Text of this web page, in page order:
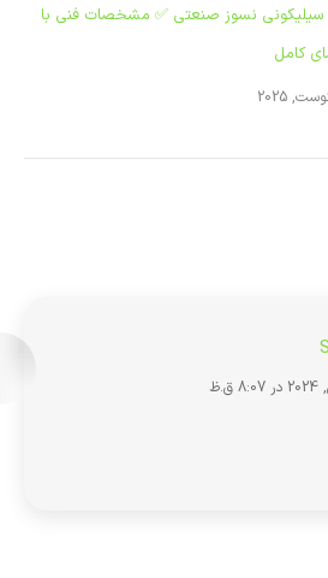
سیلیکونی نسوز صنعتی ✅ مشخصات فنی با
کامل